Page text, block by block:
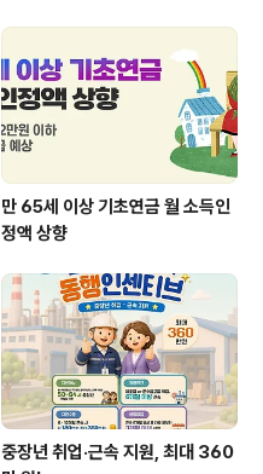
만 65세 이상 기초연금 월 소득인
정액 상향
중장년 취업·근속 지원, 최대 360